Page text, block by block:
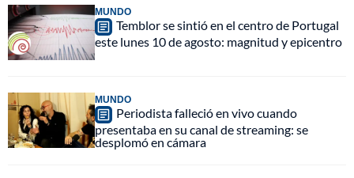
MUNDO
Temblor se sintió en el centro de Portugal
este lunes 10 de agosto: magnitud y epicentro
MUNDO
Periodista falleció en vivo cuando
presentaba en su canal de streaming: se
desplomó en cámara